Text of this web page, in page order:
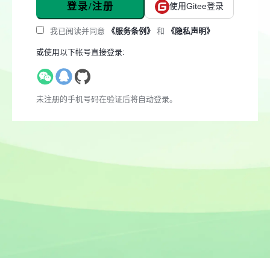
登录/注册 使用Gitee登录
我已阅读并同意 《服务条例》 和 《隐私声明》
或使用以下帐号直接登录:
未注册的手机号码在验证后将自动登录。